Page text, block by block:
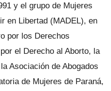
y el grupo de Mujeres
en Libertad (MADEL), en
por los Derechos
el Derecho al Aborto, la
Asociación de Abogados
de Mujeres de Paraná,